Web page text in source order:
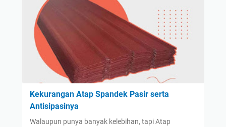
Kekurangan Atap Spandek Pasir serta
Antisipasinya
Walaupun punya banyak kelebihan, tapi Atap